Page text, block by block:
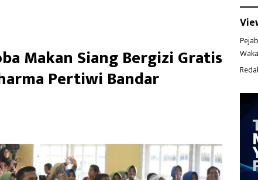
Makan Siang Bergizi Gratis
Pertiwi Bandar